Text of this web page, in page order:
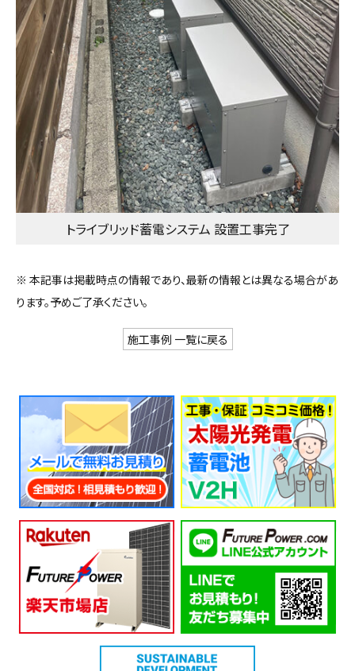
トライブリッド蓄電システム 設置工事完了
※ 本記事は掲載時点の情報であり、最新の情報とは異なる場合があ
ります。予めご了承ください。
施工事例 一覧に戻る